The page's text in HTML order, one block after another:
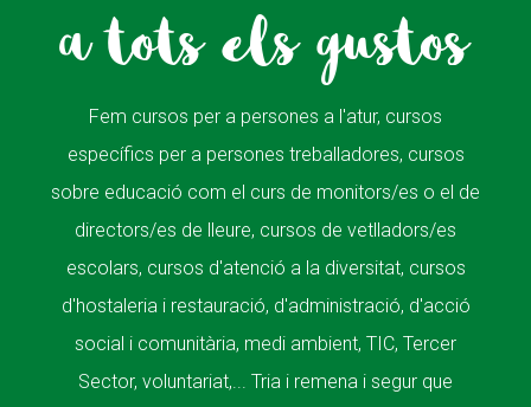
a tots els gustos
Fem cursos per a persones a l'atur, cursos
específics per a persones treballadores, cursos
sobre educació com el curs de monitors/es o el de
directors/es de lleure, cursos de vetlladors/es
escolars, cursos d'atenció a la diversitat, cursos
d'hostaleria i restauració, d'administració, d'acció
social i comunitària, medi ambient, TIC, Tercer
Sector, voluntariat,... Tria i remena i segur que